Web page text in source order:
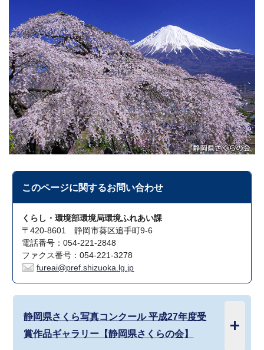
このページに関するお問い合わせ
くらし・環境部環境局環境ふれあい課
〒420-8601 静岡市葵区追手町9-6
電話番号：054-221-2848
ファクス番号：054-221-3278
fureai@pref.shizuoka.lg.jp
静岡県さくら写真コンクール 平成27年度受
賞作品ギャラリー【静岡県さくらの会】